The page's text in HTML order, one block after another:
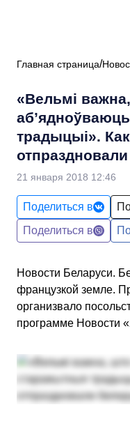
Главная страница
«Вельмі
традыцыі».
21 января 2018 12:46
Поделиться в
Поделиться в
Новости Беларуси.
французкой земле.
организвало
программе Новости